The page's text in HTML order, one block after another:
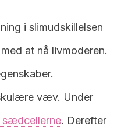
i slimudskillelsen
at nå livmoderen.
væv. Under
. Derefter